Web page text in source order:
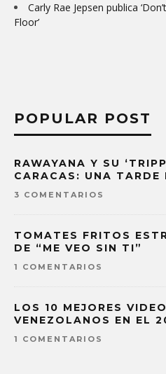
Carly Rae Jepsen publica
Floor’
POPULAR POST
RAWAYANA Y SU
CARACAS: UNA TARDE
3 COMENTARIOS
TOMATES FRITOS
DE “ME VEO SIN TI”
1 COMENTARIOS
LOS 10 MEJORES
VENEZOLANOS EN EL
1 COMENTARIOS